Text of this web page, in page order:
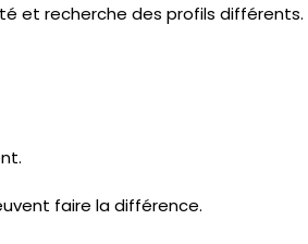
et recherche des profils différents.
faire la différence.